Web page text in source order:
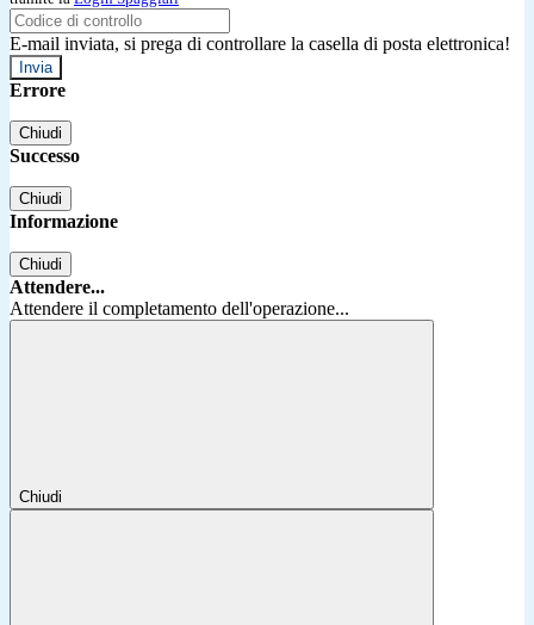
E-mail inviata, si prega di controllare la casella di posta elettronica!
Errore
Chiudi
Successo
Chiudi
Informazione
Chiudi
Attendere...
Attendere il completamento dell'operazione...
Chiudi